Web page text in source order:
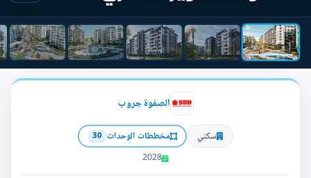
الصفوة جروب
سكني مخططات الوحدات 30
2028